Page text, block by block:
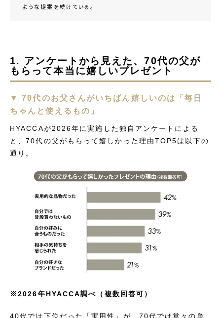
ような提案を続けている。
1. アンケートから見えた、70代の父が
もらって本当に嬉しいプレゼント
▼ 70代のお父さんがいちばん嬉しいのは「毎日
ちゃんと使えるもの」
HYACCAが2026年に実施した独自アンケートによる
と、70代の父がもらって嬉しかった理由TOP5は以下の
通り。
※2026年HYACCA調べ（複数回答可）
40代では下位だった「実用性」が、70代では堂々の単